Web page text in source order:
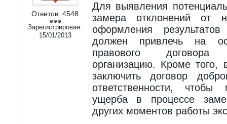
Ответов: 4548
Зарегистрирован:
15/01/2013
Для выявления
замера отклонений
оформления
должен привлечь на
правового договора
организацию. Кроме того,
заключить договор
ответственности, чтобы
ущерба в процессе
других моментов работы